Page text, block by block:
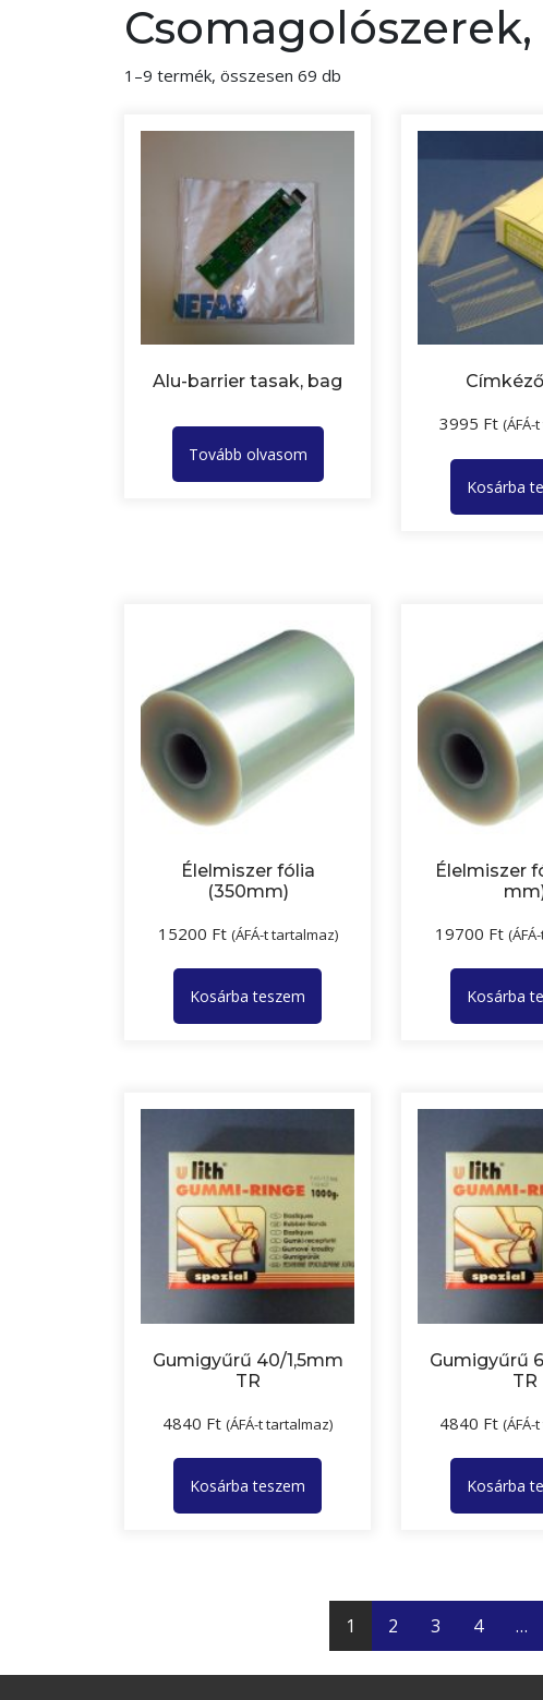
1–9 termék, összesen 69 db
Alu-barrier tasak, bag
Tovább olvasom
3995 Ft
Kosárba
Élelmiszer fólia
(350mm)
15200 Ft (ÁFÁ-t tartalmaz)
Kosárba teszem
Élelmiszer
19700 Ft
Kosárba
Gumigyűrű 40/1,5mm
TR
4840 Ft (ÁFÁ-t tartalmaz)
Kosárba teszem
Gumigyűrű
TR
4840 Ft
Kosárba
1 2 3 4 …